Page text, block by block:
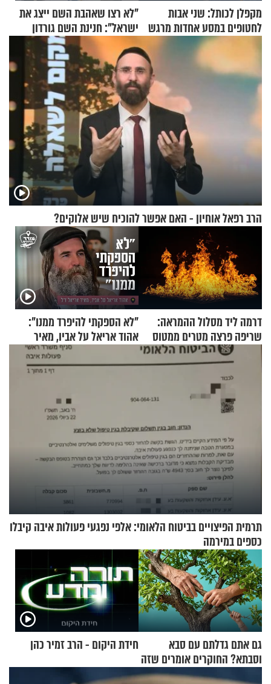
מקפלן לכותל: שני אבות
לחטופים במסע אחדות מרגש
"לא רצו שאהבת השם ייצג את
ישראל": חנינת השם גורדון
בריאיון מעורר השראה
הרב רפאל אוחיון - האם אפשר להוכיח שיש אלוקים?
דרמה ליד מסלול ההמראה:
שריפה פרצה מטרים ממטוס
מלא בנוסעים
"לא הספקתי להיפרד ממנו":
אהוד אריאל על אביו, מאיר
תרמית הפיצויים בביטוח הלאומי: אלפי נפגעי פעולות איבה קיבלו
כספים במירמה
גם אתם גדלתם עם סבא
וסבתא? החוקרים אומרים שזה
מתכון מנצח
חידת היקום - הרב זמיר כהן